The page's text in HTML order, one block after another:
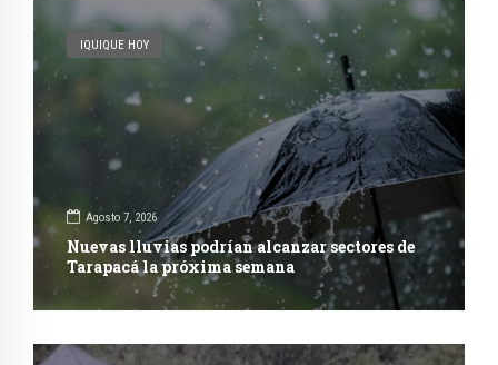
IQUIQUE HOY
Agosto 7, 2026
Nuevas lluvias podrían alcanzar sectores de
Tarapacá la próxima semana